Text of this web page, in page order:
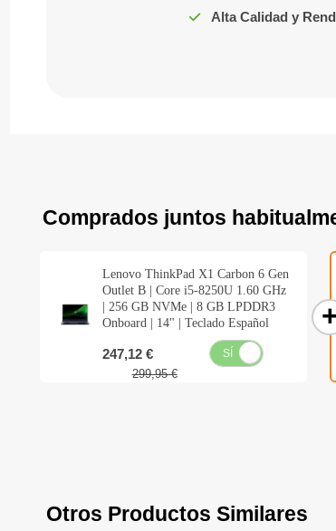
Alta Calidad y
Comprados juntos
Lenovo ThinkPad X1 Carbon 6 Gen
Outlet B | Core i5-8250U 1.60 GHz
| 256 GB NVMe | 8 GB LPDDR3
Onboard | 14" | Teclado Español
247,12 €
299,95 €
SÍ
Otros Productos Similares